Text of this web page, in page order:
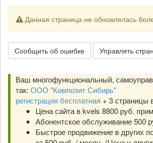
Данная страница не обновлялась
Сообщить об ошибке Управлять
Ваш многофункциональный,
так: ООО "Композит Сибирь"
регистрация бесплатная + 3
Цена сайта в kvels 8800 руб.
Абонентское обслуживание 500
Быстрое продвижение в других